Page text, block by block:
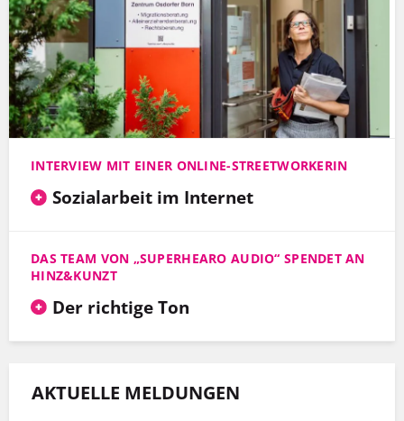
INTERVIEW MIT EINER ONLINE-STREETWORKERIN
Sozialarbeit im Internet
DAS TEAM VON „SUPERHEARO AUDIO“ SPENDET AN
HINZ&KUNZT
Der richtige Ton
AKTUELLE MELDUNGEN